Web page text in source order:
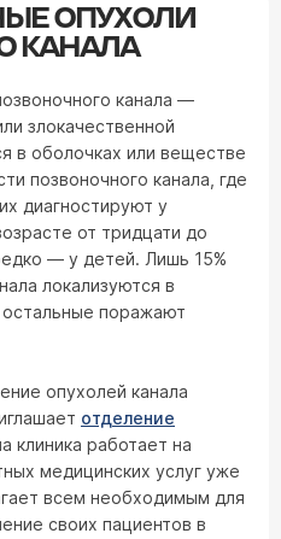
ОПУХОЛИ
КАНАЛА
канала —
злокачественной
в оболочках или веществе
позвоночного канала, где
диагностируют у
от тридцати до
— у детей. Лишь 15%
локализуются в
поражают
опухолей канала
отделение
клиника работает на
медицинских услуг уже
всем необходимым для
своих пациентов в